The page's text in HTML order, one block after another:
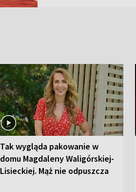
Tak wygląda pakowanie w
domu Magdaleny Waligórskiej-
Lisieckiej. Mąż nie odpuszcza